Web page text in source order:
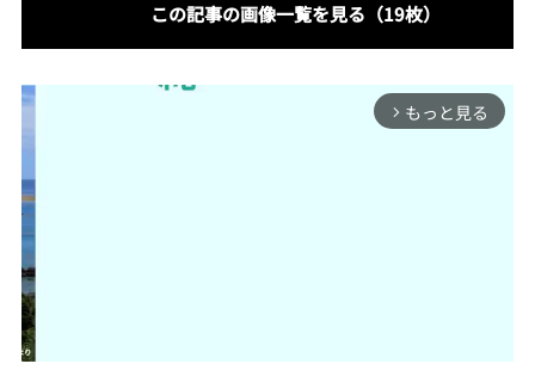
この記事の画像一覧を見る（19枚）
arrow_forward_ios もっと見る